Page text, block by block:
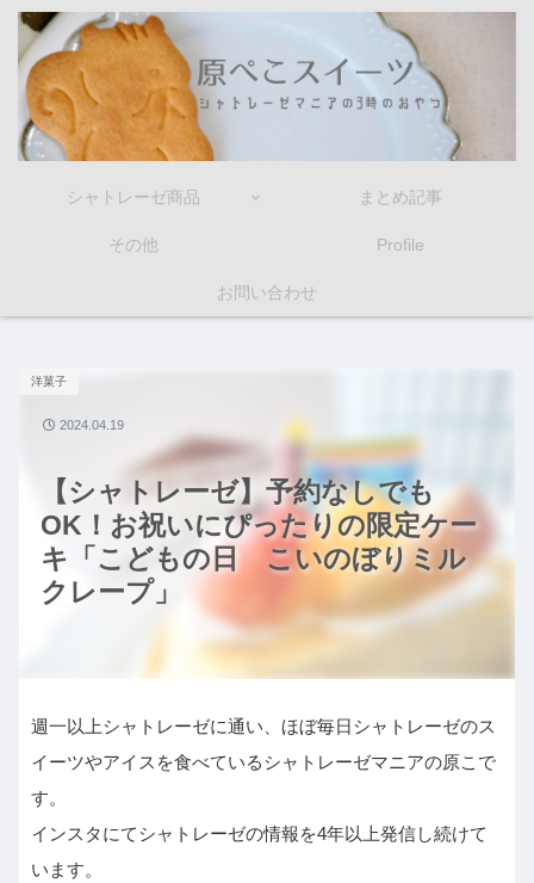
シャトレーゼ商品 まとめ記事
その他 Profile
お問い合わせ
【シャトレーゼ】予約なしでも
OK！お祝いにぴったりの限定ケー
キ「こどもの日 こいのぼりミル
クレープ」
洋菓子
2024.04.19
週一以上シャトレーゼに通い、ほぼ毎日シャトレーゼのス
イーツやアイスを食べているシャトレーゼマニアの原こで
す。
インスタにてシャトレーゼの情報を4年以上発信し続けて
います。